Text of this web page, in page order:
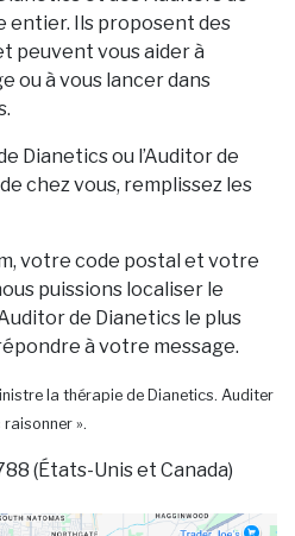
entier. Ils proposent des
peuvent vous aider à
ou à vous lancer dans
Dianetics ou l’Auditor de
chez vous, remplissez les
votre code postal et votre
puissions localiser le
de Dianetics le plus
à votre message.
la thérapie de Dianetics. Auditer
».
(États-Unis et Canada)